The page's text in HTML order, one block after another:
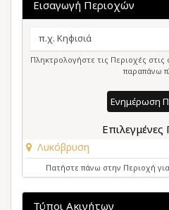
Εισαγωγή Περιοχών
Πληκτρολογήστε τις Περιοχές
παραπάνω
Ενημέρωση
Επιλεγμένες
Λυκόβρυση
Πατήστε πάνω στην Περιοχή
Τύποι Ακινήτων